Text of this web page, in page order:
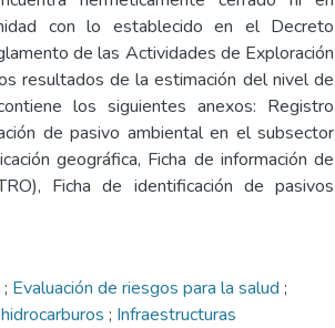
con lo establecido en el Decreto
de las Actividades de Exploración
resultados de la estimación del nivel de
los siguientes anexos: Registro
de pasivo ambiental en el subsector
geográfica, Ficha de información de
Ficha de identificación de pasivos
; Evaluación de riesgos para la salud ;
; Infraestructuras